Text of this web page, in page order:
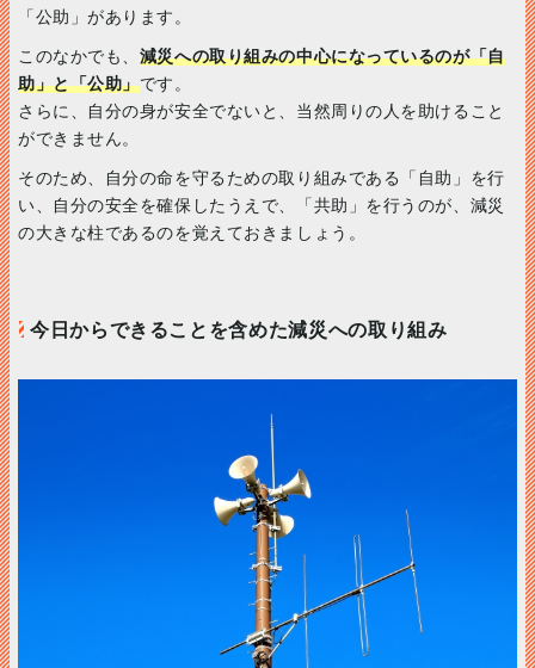
「公助」があります。
このなかでも、 減災への取り組みの中心になっているのが「自
助」と「公助」です。
さらに、自分の身が安全でないと、当然周りの人を助けること
ができません。
そのため、自分の命を守るための取り組みである「自助」を行
い、自分の安全を確保したうえで、「共助」を行うのが、減災
の大きな柱であるのを覚えておきましょう。
今日からできることを含めた減災への取り組み